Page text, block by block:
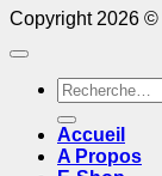
Copyright 2026 ©
Recherche
pour :
Accueil
A Propos